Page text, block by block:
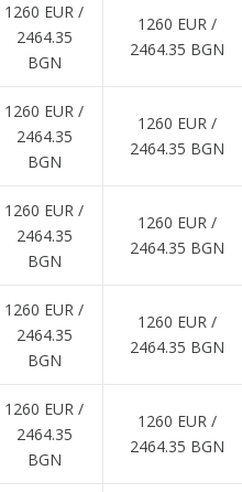
1260 EUR ∕
2464.35
BGN
1260 EUR ∕
2464.35 BGN
1260 EUR ∕
2464.35
BGN
1260 EUR ∕
2464.35 BGN
1260 EUR ∕
2464.35
BGN
1260 EUR ∕
2464.35 BGN
1260 EUR ∕
2464.35
BGN
1260 EUR ∕
2464.35 BGN
1260 EUR ∕
2464.35
BGN
1260 EUR ∕
2464.35 BGN